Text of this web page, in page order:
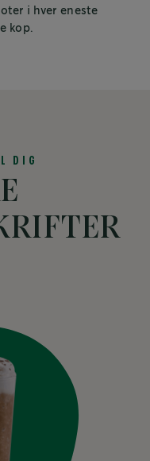
i hver eneste
kop.
DIG